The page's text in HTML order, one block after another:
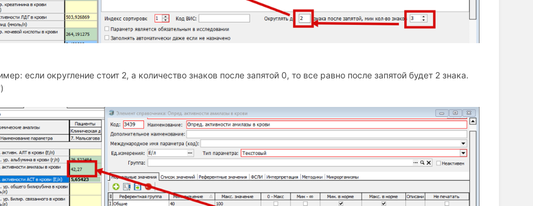
если округление стоит 2, а количество знаков после запятой 0, то все равно после запятой будет 2 знака.